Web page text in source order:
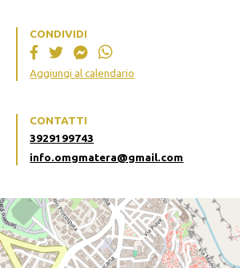
CONDIVIDI
Aggiungi al calendario
CONTATTI
3929199743
info.omgmatera@gmail.com